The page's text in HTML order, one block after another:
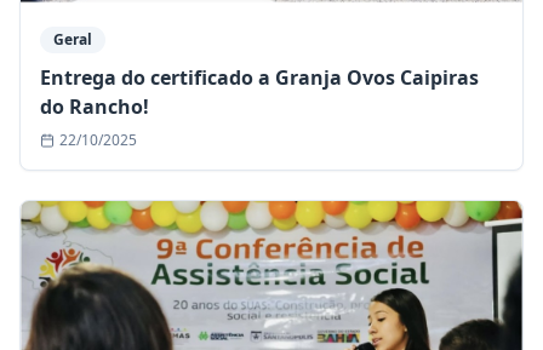
Geral
Entrega do certificado a Granja Ovos Caipiras
do Rancho!
22/10/2025